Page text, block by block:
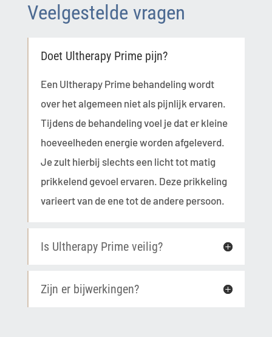
Veelgestelde vragen
Doet Ultherapy Prime pijn?
Een Ultherapy Prime behandeling wordt
over het algemeen niet als pijnlijk ervaren.
Tijdens de behandeling voel je dat er kleine
hoeveelheden energie worden afgeleverd.
Je zult hierbij slechts een licht tot matig
prikkelend gevoel ervaren. Deze prikkeling
varieert van de ene tot de andere persoon.
Is Ultherapy Prime veilig?
Zijn er bijwerkingen?